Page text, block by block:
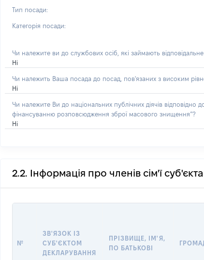
Тип посади:
Категорія посади:
Чи належите ви до службових осіб, які займають
Ні
Чи належить Ваша посада до посад, пов'язаних з високим
Ні
Чи належите Ви до національних публічних діячів
фінансуванню розповсюдження зброї масового знищення”?
Ні
2.2. Інформація про членів сім'ї
№
ЗВ'ЯЗОК ІЗ
СУБ'ЄКТОМ
ДЕКЛАРУВАННЯ
ПРІЗВИЩЕ, ІМ'Я,
ПО БАТЬКОВІ